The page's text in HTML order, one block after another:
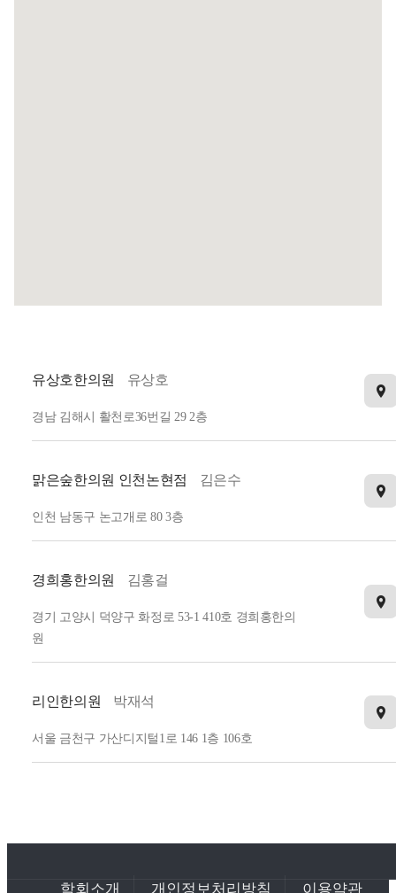
유상호한의원 유상호
경남 김해시 활천로36번길 29 2층
맑은숲한의원 인천논현점 김은수
인천 남동구 논고개로 80 3층
경희홍한의원 김홍걸
경기 고양시 덕양구 화정로 53-1 410호 경희홍한의
원
리인한의원 박재석
서울 금천구 가산디지털1로 146 1층 106호
학회소개 개인정보처리방침 이용약관